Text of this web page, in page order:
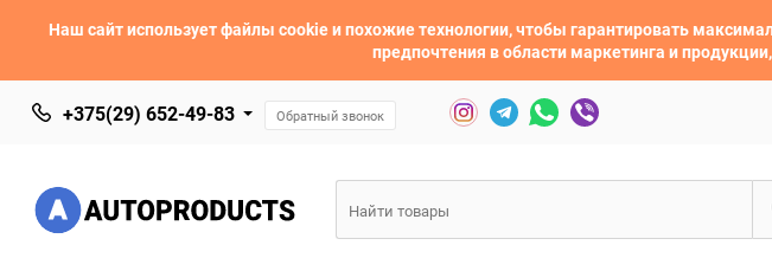
Наш сайт использует файлы cookie и похожие технологии, чтобы гарантировать
предпочтения в области маркетинга и
+375(29) 652-49-83 Обратный звонок